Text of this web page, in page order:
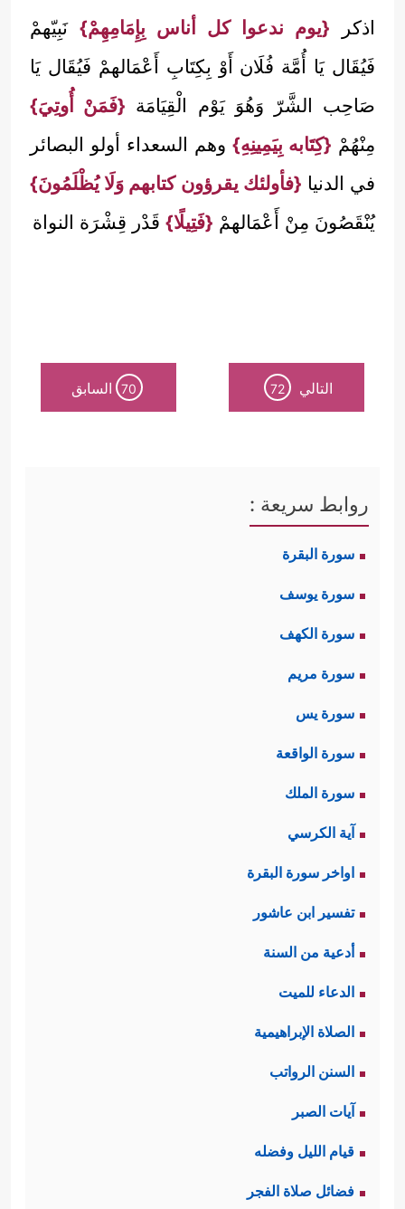
اذكر {يوم ندعوا كل أناس بِإِمَامِهِمْ} نَبِيّهمْ
فَيُقَال يَا أُمَّة فُلَان أَوْ بِكِتَابِ أَعْمَالهمْ فَيُقَال يَا
صَاحِب الشَّرّ وَهُوَ يَوْم الْقِيَامَة {فَمَنْ أُوتِيَ}
مِنْهُمْ {كِتَابه بِيَمِينِهِ} وهم السعداء أولو البصائر
في الدنيا {فأولئك يقرؤون كتابهم وَلَا يُظْلَمُونَ}
يُنْقَصُونَ مِنْ أَعْمَالهمْ {فَتِيلًا} قَدْر قِشْرَة النواة
التالي 72
70 السابق
روابط سريعة :
سورة البقرة
سورة يوسف
سورة الكهف
سورة مريم
سورة يس
سورة الواقعة
سورة الملك
آية الكرسي
اواخر سورة البقرة
تفسير ابن عاشور
أدعية من السنة
الدعاء للميت
الصلاة الإبراهيمية
السنن الرواتب
آيات الصبر
قيام الليل وفضله
فضائل صلاة الفجر